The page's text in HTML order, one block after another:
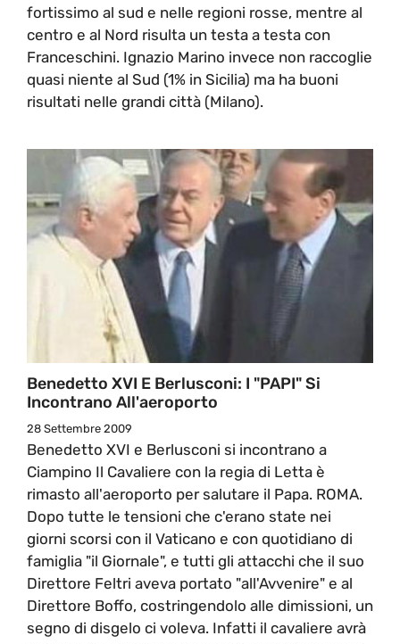
fortissimo al sud e nelle regioni rosse, mentre al
centro e al Nord risulta un testa a testa con
Franceschini. Ignazio Marino invece non raccoglie
quasi niente al Sud (1% in Sicilia) ma ha buoni
risultati nelle grandi città (Milano).
Benedetto XVI E Berlusconi: I "PAPI" Si
Incontrano All'aeroporto
28 Settembre 2009
Benedetto XVI e Berlusconi si incontrano a
Ciampino Il Cavaliere con la regia di Letta è
rimasto all'aeroporto per salutare il Papa. ROMA.
Dopo tutte le tensioni che c'erano state nei
giorni scorsi con il Vaticano e con quotidiano di
famiglia "il Giornale", e tutti gli attacchi che il suo
Direttore Feltri aveva portato "all'Avvenire" e al
Direttore Boffo, costringendolo alle dimissioni, un
segno di disgelo ci voleva. Infatti il cavaliere avrà